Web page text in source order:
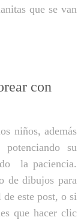
que se van
con
niños, además
su
la paciencia.
de dibujos para
este post, o si
que hacer clic